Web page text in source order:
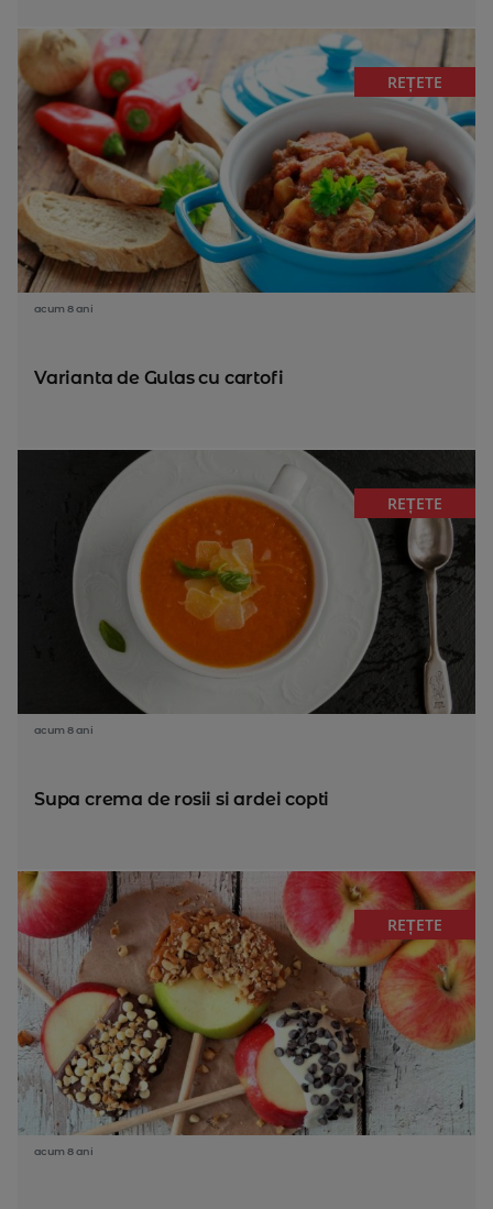
REȚETE
acum 8 ani
Varianta de Gulas cu cartofi
REȚETE
acum 8 ani
Supa crema de rosii si ardei copti
REȚETE
acum 8 ani